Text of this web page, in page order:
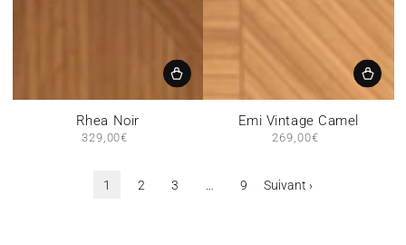
Rhea Noir
Prix
329,00€
Emi Vintage Camel
Prix
269,00€
1 2 3 9 Suivant ›